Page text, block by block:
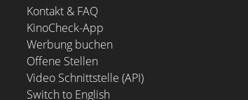
Kontakt & FAQ
KinoCheck-App
Werbung buchen
Offene Stellen
Video Schnittstelle (API)
Switch to English